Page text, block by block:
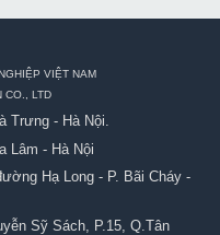
VIỆT NAM
CO., LTD
Trưng - Hà Nội.
Lâm - Hà Nội
Hạ Long - P. Bãi Cháy -
Sỹ Sách, P.15, Q.Tân